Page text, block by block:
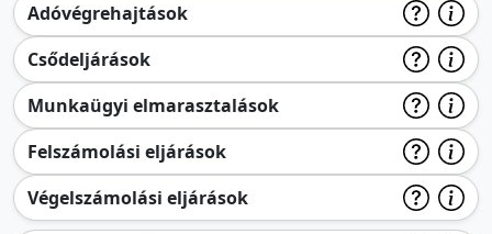
Adóvégrehajtások
Csődeljárások
Munkaügyi elmarasztalások
Felszámolási eljárások
Végelszámolási eljárások